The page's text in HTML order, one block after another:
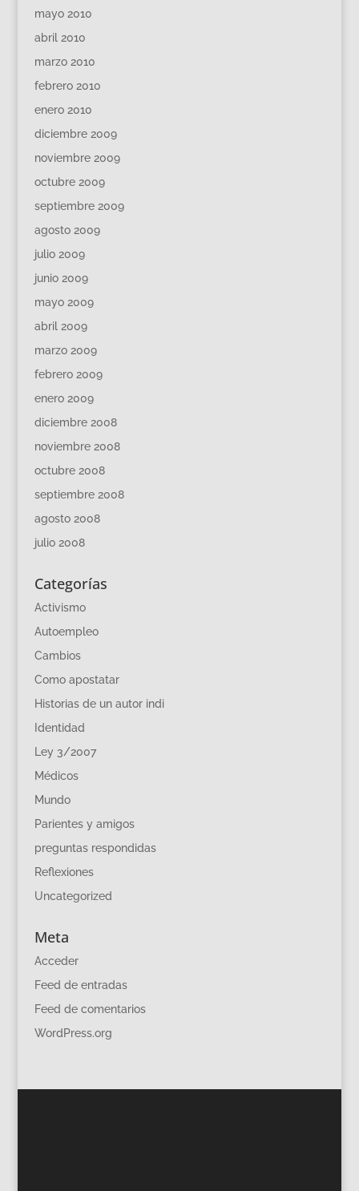
mayo 2010
abril 2010
marzo 2010
febrero 2010
enero 2010
diciembre 2009
noviembre 2009
octubre 2009
septiembre 2009
agosto 2009
julio 2009
junio 2009
mayo 2009
abril 2009
marzo 2009
febrero 2009
enero 2009
diciembre 2008
noviembre 2008
octubre 2008
septiembre 2008
agosto 2008
julio 2008
Categorías
Activismo
Autoempleo
Cambios
Como apostatar
Historias de un autor indi
Identidad
Ley 3/2007
Médicos
Mundo
Parientes y amigos
preguntas respondidas
Reflexiones
Uncategorized
Meta
Acceder
Feed de entradas
Feed de comentarios
WordPress.org